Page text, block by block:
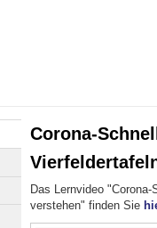
Corona-
Das Lernvideo
verstehen" finden Sie